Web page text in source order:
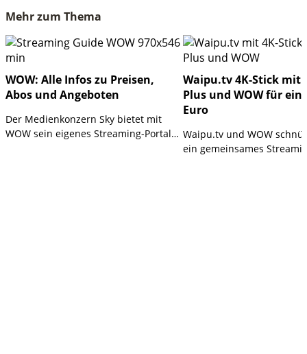
Mehr zum Thema
WOW: Alle Infos zu Preisen,
Abos und Angeboten
Der Medienkonzern Sky bietet mit
WOW sein eigenes Streaming-Portal
Waipu.tv 4K-Stick mit
Plus und WOW für
Euro
Waipu.tv und WOW
ein gemeinsames